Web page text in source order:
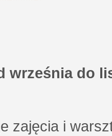
września do
zajęcia i